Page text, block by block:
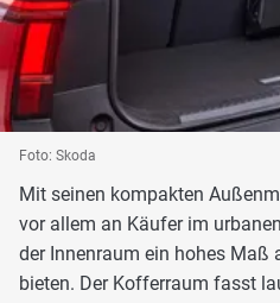
Foto: Skoda
Mit seinen kompakten
vor allem an Käufer im
der Innenraum ein hohes
bieten. Der Kofferraum fasst